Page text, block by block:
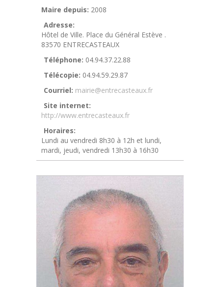
Maire depuis: 2008
Adresse:
Hôtel de Ville. Place du Général Estève .
83570 ENTRECASTEAUX
Téléphone: 04.94.37.22.88
Télécopie: 04.94.59.29.87
Courriel: mairie@entrecasteaux.fr
Site internet:
http://www.entrecasteaux.fr
Horaires:
Lundi au vendredi 8h30 à 12h et lundi,
mardi, jeudi, vendredi 13h30 à 16h30